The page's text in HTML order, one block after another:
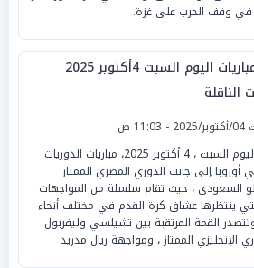
في وقف الحرب على غزة.
جدول مباريات اليوم السبت 4أكتوبر 2025
الناقلة
ص
تتواصل اليوم السبت ، 4 أكتوبر 2025، مباريات الدوريات
أوروبا إلى جانب الدوري المصري الممتاز
السعودي ، حيث تقام سلسلة من المواجهات
ينتظرها عشاق كرة القدم في مختلف أنحاء
القمة المرتقبة بين تشيلسي وليفربول
الإنجليزي الممتاز ، ومواجهة ريال مدريد